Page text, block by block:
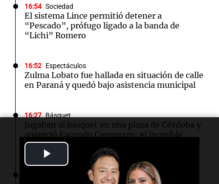
Video
16:54 Sociedad
El sistema Lince permitió detener a
“Pescado”, prófugo ligado a la banda de
“Lichi” Romero
16:52 Espectáculos
Zulma Lobato fue hallada en situación de calle
en Paraná y quedó bajo asistencia municipal
16:27 Básquet
Jugaban al básquet en una plaza de Córdoba y
apareció Facundo Campazzo: el increíble
momento